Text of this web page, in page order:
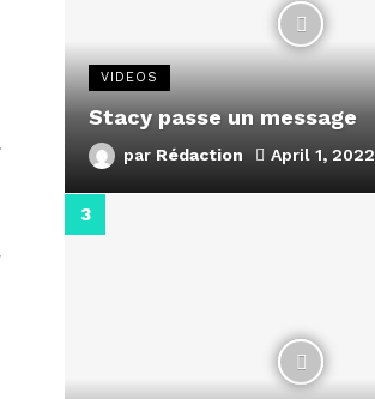
VIDEOS
Stacy passe un message
par Rédaction April 1, 2022